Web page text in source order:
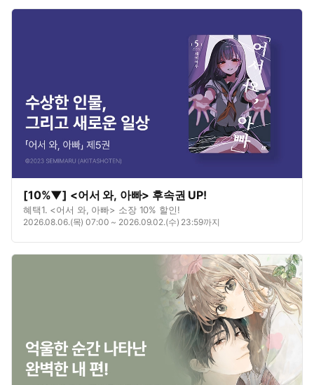
[10%▼] <어서 와, 아빠> 후속권 UP!
혜택1. <어서 와, 아빠> 소장 10% 할인!
2026.08.06.(목) 07:00 ~ 2026.09.02.(수) 23:59까지